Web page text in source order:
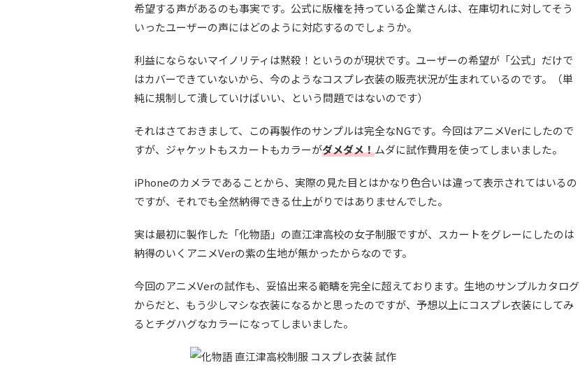
希望する声があるのも事実です。公式に版権を持っている企業さんは、在庫切れに対してそう
いったユーザーの声にはどのように対応するのでしょうか。
利益にならないマイノリティは黙殺！というのが現状です。ユーザーの希望が「公式」だけで
はカバーできていないから、今のようなコスプレ衣装の販売状況が生まれているのです。（単
純に規制して潰していけばいい、という問題ではないのです）
それはさておきまして、この再製作のサンプルは完全なNGです。今回はアニメVerにしたので
すが、ジャケットもスカートもカラーがダメダメ！ムダに試作費用を使ってしまいました。
iPhoneのカメラであることから、実際の見た目とはかなり色合いは違って表示されてはいるの
ですが、それでも全然納得できる仕上がりではありませんでした。
実は最初に製作した「化物語」の直江津高校の女子制服ですが、スカートをグレーにしたのは
納得のいくアニメVerの紫の生地が無かったからなのです。
今回のアニメVerの試作も、妥協出来る範疇を完全に超えております。生地のサンプルカタログ
からだと、もう少しマシな衣装になるかと思ったのですが、予想以上にコスプレ衣装にしてみ
るとチグハグなカラーになってしまいました。